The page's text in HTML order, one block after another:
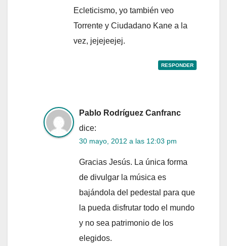
Ecleticismo, yo también veo
Torrente y Ciudadano Kane a la
vez, jejejeejej.
RESPONDER
Pablo Rodríguez Canfranc
dice:
30 mayo, 2012 a las 12:03 pm
Gracias Jesús. La única forma
de divulgar la música es
bajándola del pedestal para que
la pueda disfrutar todo el mundo
y no sea patrimonio de los
elegidos.